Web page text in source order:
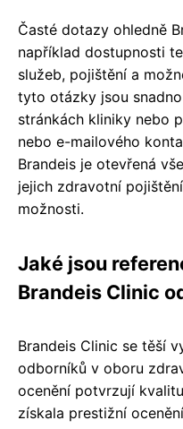
Časté dotazy ohledně
například dostupnosti
služeb, pojištění a
tyto otázky jsou
stránkách kliniky nebo
nebo e-mailového
Brandeis je otevřená
jejich zdravotní
možnosti.
Jaké jsou
Brandeis Clinic
Brandeis Clinic se těší
odborníků v oboru
ocenění potvrzují
získala prestižní